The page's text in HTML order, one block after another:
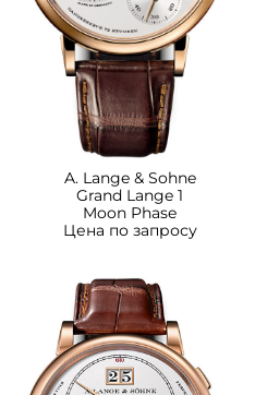
A. Lange & Sohne
Grand Lange 1
Moon Phase
Цена по запросу